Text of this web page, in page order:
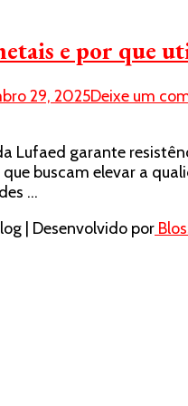
e por que
29, 2025Deixe um
Lufaed garante
buscam elevar a
…
| Desenvolvido por